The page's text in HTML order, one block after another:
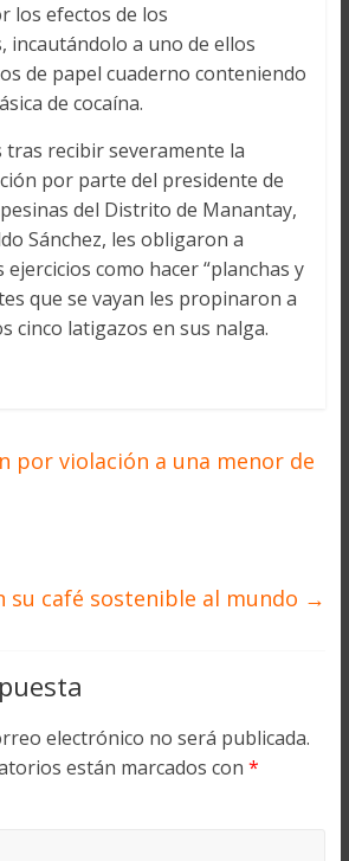
los efectos de los
incautándolo a uno de ellos
de papel cuaderno conteniendo
de cocaína.
tras recibir severamente la
por parte del presidente de
del Distrito de Manantay,
Sánchez, les obligaron a
como hacer “planchas y
que se vayan les propinaron a
cinco latigazos en sus nalga.
por violación a una menor de
su café sostenible al mundo →
electrónico no será publicada.
están marcados con *